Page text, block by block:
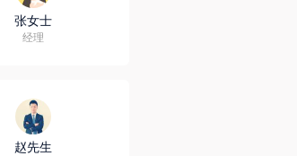
张女士
经理
赵先生